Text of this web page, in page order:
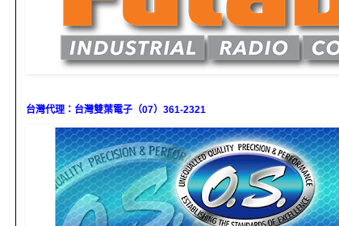
台灣代理：台灣雙葉電子（07）361-2321